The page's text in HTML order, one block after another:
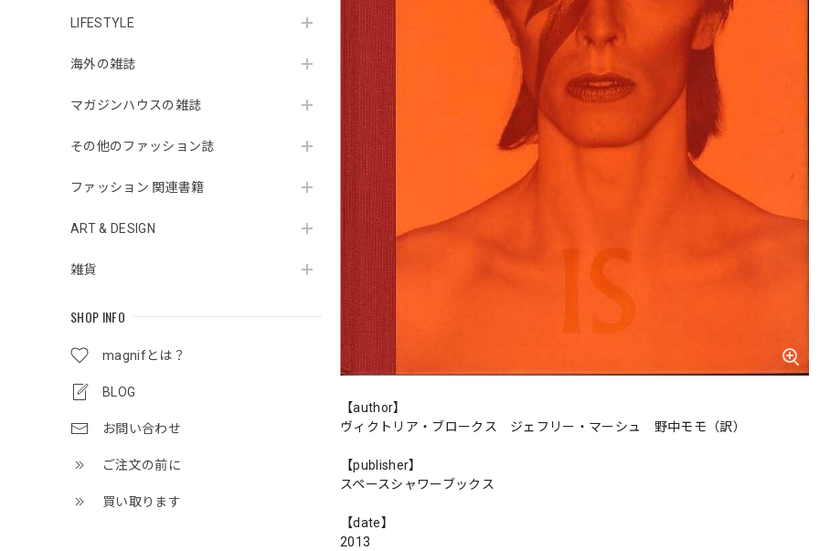
LIFESTYLE
海外の雑誌
マガジンハウスの雑誌
その他のファッション誌
ファッション 関連書籍
ART & DESIGN
雑貨
SHOP INFO
magnifとは？
BLOG
お問い合わせ
ご注文の前に
買い取ります
【author】
ヴィクトリア・ブロークス ジェフリー・マーシュ 野中モモ（訳）
【publisher】
スペースシャワーブックス
【date】
2013